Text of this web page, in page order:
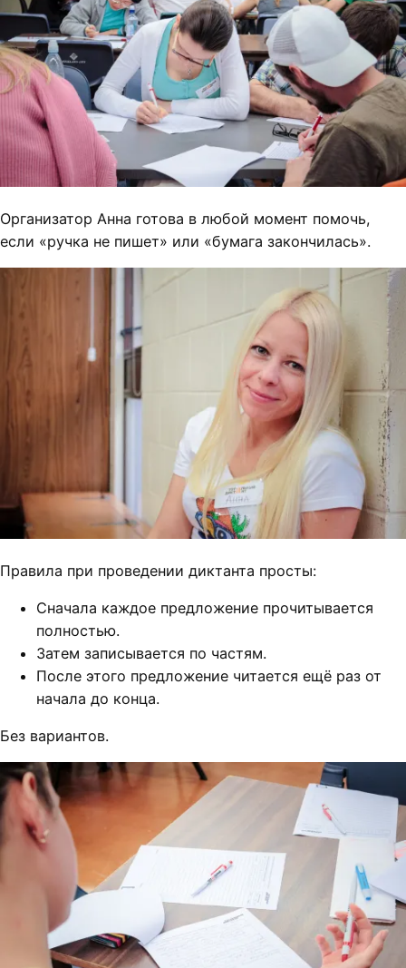
Организатор Анна готова в любой момент помочь,
если «ручка не пишет» или «бумага закончилась».
Правила при проведении диктанта просты:
Сначала каждое предложение прочитывается
полностью.
Затем записывается по частям.
После этого предложение читается ещё раз от
начала до конца.
Без вариантов.